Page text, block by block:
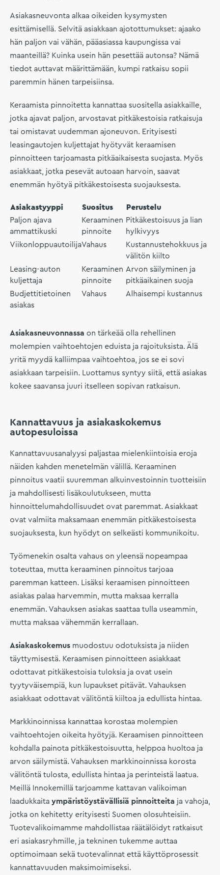
Asiakasneuvonta alkaa oikeiden kysymysten
esittämisellä. Selvitä asiakkaan ajotottumukset: ajaako
hän paljon vai vähän, pääasiassa kaupungissa vai
maanteillä? Kuinka usein hän pesettää autonsa? Nämä
tiedot auttavat määrittämään, kumpi ratkaisu sopii
paremmin hänen tarpeisiinsa.
Keraamista pinnoitetta kannattaa suositella asiakkaille,
jotka ajavat paljon, arvostavat pitkäkestoisia ratkaisuja
tai omistavat uudemman ajoneuvon. Erityisesti
leasingautojen kuljettajat hyötyvät keraamisen
pinnoitteen tarjoamasta pitkäaikaisesta suojasta. Myös
asiakkaat, jotka pesevät autoaan harvoin, saavat
enemmän hyötyä pitkäkestoisesta suojauksesta.
Asiakastyyppi Suositus
Perustelu
Paljon ajava
ammattikuski
Keraaminen
pinnoite
Pitkäkestoisuus ja lian
hylkivyys
ViikonloppuautoilijaVahaus
Kustannustehokkuus ja
välitön kiilto
Leasing-auton
kuljettaja
Keraaminen
pinnoite
Arvon säilyminen ja
pitkäaikainen suoja
Budjettitietoinen
asiakas
Vahaus Alhaisempi kustannus
Asiakasneuvonnassa on tärkeää olla rehellinen
molempien vaihtoehtojen eduista ja rajoituksista. Älä
yritä myydä kalliimpaa vaihtoehtoa, jos se ei sovi
asiakkaan tarpeisiin. Luottamus syntyy siitä, että asiakas
kokee saavansa juuri itselleen sopivan ratkaisun.
Kannattavuus ja asiakaskokemus
autopesuloissa
Kannattavuusanalyysi paljastaa mielenkiintoisia eroja
näiden kahden menetelmän välillä. Keraaminen
pinnoitus vaatii suuremman alkuinvestoinnin tuotteisiin
ja mahdollisesti lisäkoulutukseen, mutta
hinnoittelumahdollisuudet ovat paremmat. Asiakkaat
ovat valmiita maksamaan enemmän pitkäkestoisesta
suojauksesta, kun hyödyt on selkeästi kommunikoitu.
Työmenekin osalta vahaus on yleensä nopeampaa
toteuttaa, mutta keraaminen pinnoitus tarjoaa
paremman katteen. Lisäksi keraamisen pinnoitteen
asiakas palaa harvemmin, mutta maksaa kerralla
enemmän. Vahauksen asiakas saattaa tulla useammin,
mutta maksaa vähemmän kerrallaan.
Asiakaskokemus muodostuu odotuksista ja niiden
täyttymisestä. Keraamisen pinnoitteen asiakkaat
odottavat pitkäkestoisia tuloksia ja ovat usein
tyytyväisempiä, kun lupaukset pitävät. Vahauksen
asiakkaat odottavat välitöntä kiiltoa ja edullista hintaa.
Markkinoinnissa kannattaa korostaa molempien
vaihtoehtojen oikeita hyötyjä. Keraamisen pinnoitteen
kohdalla painota pitkäkestoisuutta, helppoa huoltoa ja
arvon säilymistä. Vahauksen markkinoinnissa korosta
välitöntä tulosta, edullista hintaa ja perinteistä laatua.
Meillä Innokemillä tarjoamme kattavan valikoiman
laadukkaita ympäristöystävällisiä pinnoitteita ja vahoja,
jotka on kehitetty erityisesti Suomen olosuhteisiin.
Tuotevalikoimamme mahdollistaa räätälöidyt ratkaisut
eri asiakasryhmille, ja tekninen tukemme auttaa
optimoimaan sekä tuotevalinnat että käyttöprosessit
kannattavuuden maksimoimiseksi.